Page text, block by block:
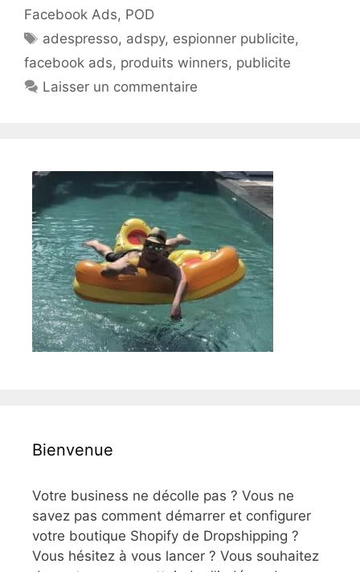
Facebook Ads, POD
Étiquettes
adespresso, adspy, espionner publicite,
facebook ads, produits winners, publicite
Laisser un commentaire
Bienvenue
Votre business ne décolle pas ? Vous ne
savez pas comment démarrer et configurer
votre boutique Shopify de Dropshipping ?
Vous hésitez à vous lancer ? Vous souhaitez